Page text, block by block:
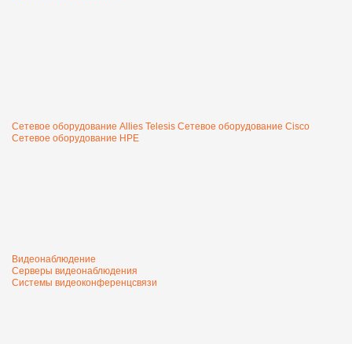
Сетевое оборудование Allies Telesis Сетевое оборудование Cisco
Сетевое оборудование HPE
Видеонаблюдение
Серверы видеонаблюдения
Системы видеоконференцсвязи